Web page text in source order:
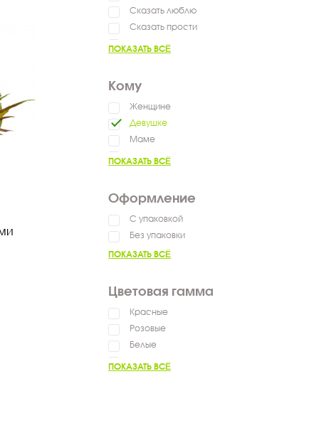
Сказать люблю
Сказать прости
Выздоравливай
ПОКАЗАТЬ ВСЁ
Кому
Женщине
Девушке
Маме
Мужчине
ПОКАЗАТЬ ВСЁ
Оформление
С упаковкой
Без упаковки
ПОКАЗАТЬ ВСЁ
Цветовая гамма
Красные
Розовые
Белые
ПОКАЗАТЬ ВСЁ